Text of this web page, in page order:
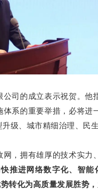
的成立表示祝贺。他
系的重要举措，必将进
级、城市精细治理、民
拥有雄厚的技术实力
推进网络数字化、智
转化为高质量发展胜势